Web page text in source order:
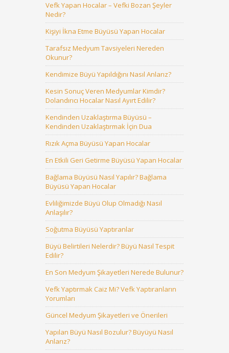
Vefk Yapan Hocalar – Vefki Bozan Şeyler
Nedir?
Kişiyi İkna Etme Büyüsü Yapan Hocalar
Tarafsız Medyum Tavsiyeleri Nereden
Okunur?
Kendimize Büyü Yapıldığını Nasıl Anlarız?
Kesin Sonuç Veren Medyumlar Kimdir?
Dolandırıcı Hocalar Nasıl Ayırt Edilir?
Kendinden Uzaklaştırma Büyüsü –
Kendinden Uzaklaştırmak İçin Dua
Rızık Açma Büyüsü Yapan Hocalar
En Etkili Geri Getirme Büyüsü Yapan Hocalar
Bağlama Büyüsü Nasıl Yapılır? Bağlama
Büyüsü Yapan Hocalar
Evliliğimizde Büyü Olup Olmadığı Nasıl
Anlaşılır?
Soğutma Büyüsü Yaptıranlar
Büyü Belirtileri Nelerdir? Büyü Nasıl Tespit
Edilir?
En Son Medyum Şikayetleri Nerede Bulunur?
Vefk Yaptırmak Caiz Mi? Vefk Yaptıranların
Yorumları
Güncel Medyum Şikayetleri ve Önerileri
Yapılan Büyü Nasıl Bozulur? Büyüyü Nasıl
Anlarız?